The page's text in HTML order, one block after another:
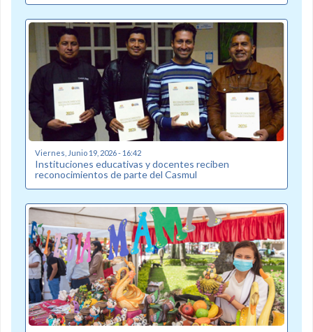
Viernes, Junio 19, 2026 - 16:42
Instituciones educativas y docentes reciben
reconocimientos de parte del Casmul